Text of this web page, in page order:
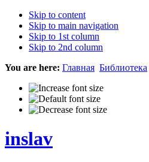
Skip to content
Skip to main navigation
Skip to 1st column
Skip to 2nd column
You are here: Главная Библиотека
inslav